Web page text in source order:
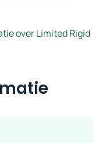
over Limited Rigid